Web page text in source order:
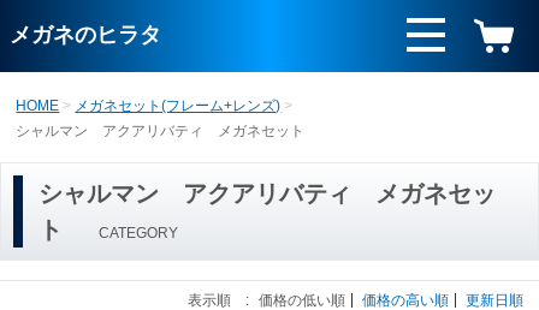
メガネのヒラタ
HOME
メガネセット(フレーム+レンズ)
シャルマン アクアリバティ メガネセット
シャルマン アクアリバティ メガネセッ
ト
CATEGORY
表示順 : 価格の低い順 価格の高い順 更新日順